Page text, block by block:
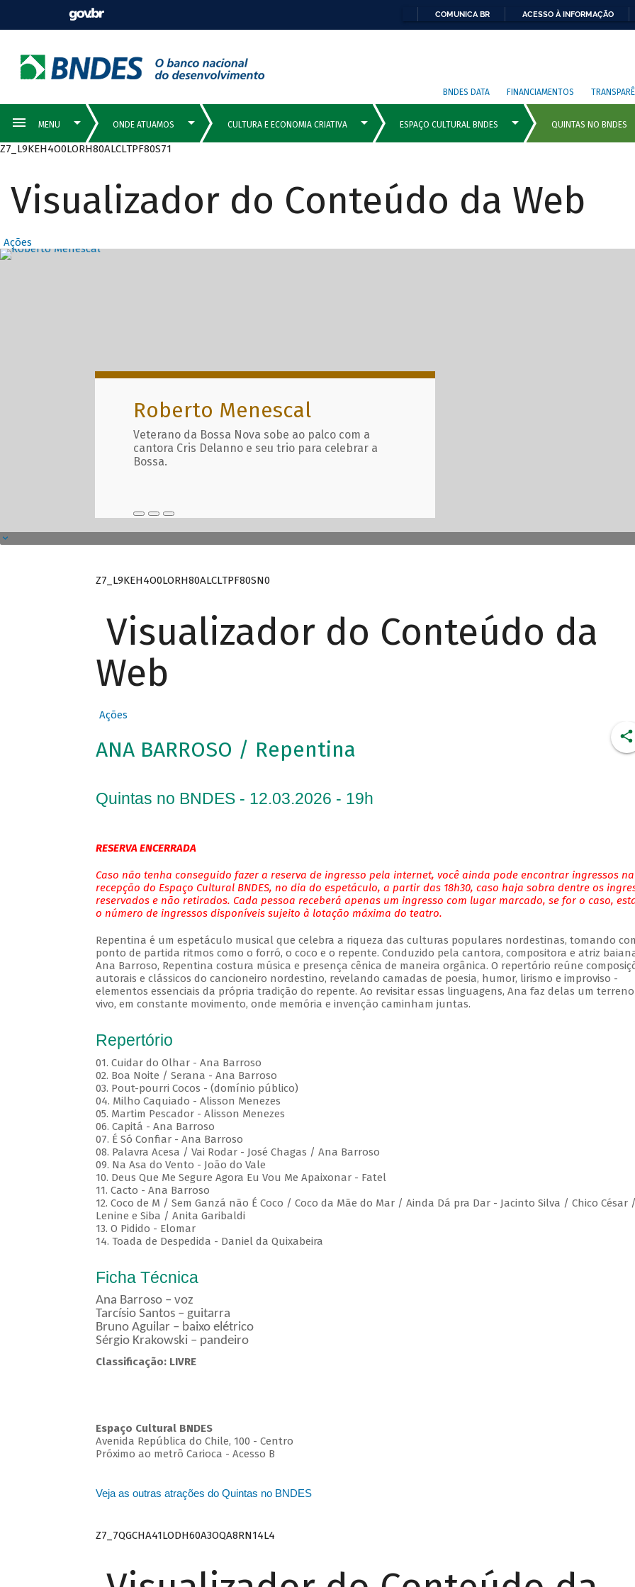
COMUNICA BR ACESSO À INFORMAÇÃO
BNDES DATA FINANCIAMENTOS
Z7_L9KEH4O0LORH80ALCLTPF80S71
Visualizador do Conteúdo da Web
Ações
Destaques Principais com
Roberto Menescal
Veterano da Bossa Nova sobe ao palco com a
cantora Cris Delanno e seu trio para celebrar a
Bossa.
Z7_L9KEH4O0LORH80ALCLTPF80SN0
Visualizador do Conteúdo da
Web
Ações
ANA BARROSO / Repentina
Quintas no BNDES - 12.03.2026 - 19h
RESERVA ENCERRADA
Caso não tenha conseguido fazer a reserva de ingresso pela internet, você ainda pode encontrar ingressos na
recepção do Espaço Cultural BNDES, no dia do espetáculo, a partir das 18h30, caso haja sobra dentre os
reservados e não retirados. Cada pessoa receberá apenas um ingresso com lugar marcado, se for o caso,
o número de ingressos disponíveis sujeito à lotação máxima do teatro.
Repentina é um espetáculo musical que celebra a riqueza das culturas populares nordestinas, tomando
ponto de partida ritmos como o forró, o coco e o repente. Conduzido pela cantora, compositora e atriz
Ana Barroso, Repentina costura música e presença cênica de maneira orgânica. O repertório reúne
autorais e clássicos do cancioneiro nordestino, revelando camadas de poesia, humor, lirismo e improviso -
elementos essenciais da própria tradição do repente. Ao revisitar essas linguagens, Ana faz delas um terreno
vivo, em constante movimento, onde memória e invenção caminham juntas.
Repertório
01. Cuidar do Olhar - Ana Barroso
02. Boa Noite / Serana - Ana Barroso
03. Pout-pourri Cocos - (domínio público)
04. Milho Caquiado - Alisson Menezes
05. Martim Pescador - Alisson Menezes
06. Capitá - Ana Barroso
07. É Só Confiar - Ana Barroso
08. Palavra Acesa / Vai Rodar - José Chagas / Ana Barroso
09. Na Asa do Vento - João do Vale
10. Deus Que Me Segure Agora Eu Vou Me Apaixonar - Fatel
11. Cacto - Ana Barroso
12. Coco de M / Sem Ganzá não É Coco / Coco da Mãe do Mar / Ainda Dá pra Dar - Jacinto Silva / Chico César /
Lenine e Siba / Anita Garibaldi
13. O Pidido - Elomar
14. Toada de Despedida - Daniel da Quixabeira
Ficha Técnica
Ana Barroso – voz
Tarcísio Santos – guitarra
Bruno Aguilar – baixo elétrico
Sérgio Krakowski – pandeiro
Classificação: LIVRE
Espaço Cultural BNDES
Avenida República do Chile, 100 - Centro
Próximo ao metrô Carioca - Acesso B
Veja as outras atrações do Quintas no BNDES
Z7_7QGCHA41LODH60A3OQA8RN14L4